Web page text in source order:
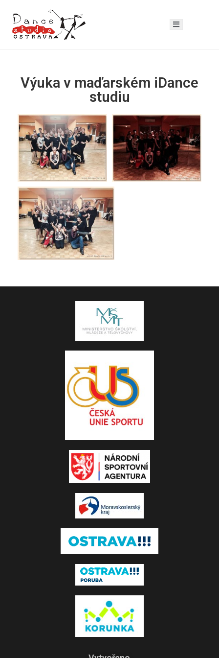
Výuka v maďarském iDance
studiu